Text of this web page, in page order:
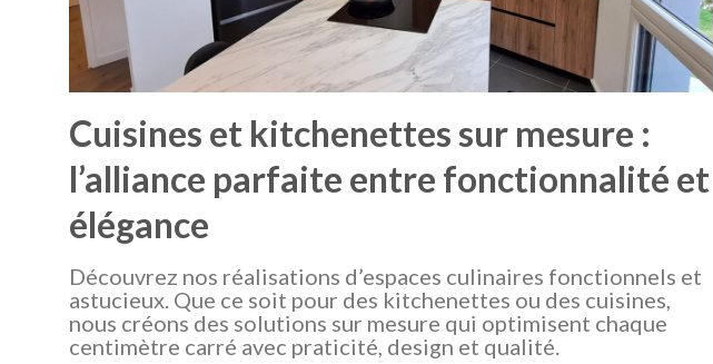
Cuisines et kitchenettes sur mesure :
l’alliance parfaite entre fonctionnalité et
élégance
Découvrez nos réalisations d’espaces culinaires fonctionnels et
astucieux. Que ce soit pour des kitchenettes ou des cuisines,
nous créons des solutions sur mesure qui optimisent chaque
centimètre carré avec praticité, design et qualité.